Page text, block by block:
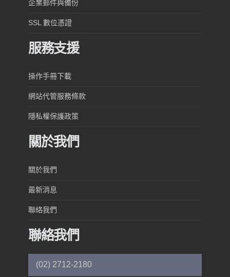
企業郵件與備份
SSL 數位憑證
服務支援
操作手冊下載
網站代管服務條款
隱私權保護政策
關於我們
關於我們
最新消息
聯絡我們
聯絡我們
(02) 2712-2180